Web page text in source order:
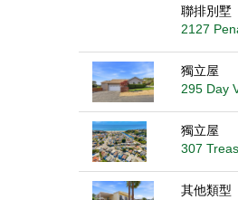
聯排別墅
2127
獨立屋
295 Day
獨立屋
307
其他類型